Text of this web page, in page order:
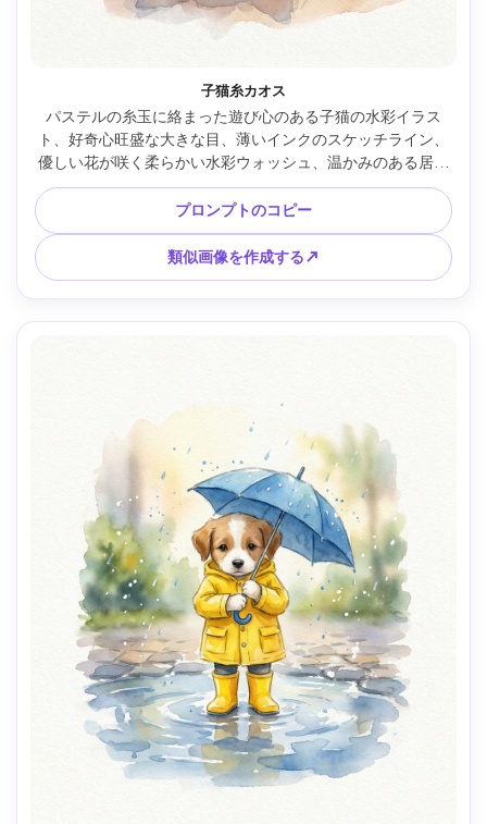
子猫糸カオス
パステルの糸玉に絡まった遊び心のある子猫の水彩イラス
ト、好奇心旺盛な大きな目、薄いインクのスケッチライン、
優しい花が咲く柔らかい水彩ウォッシュ、温かみのある居心
地の良いパレット、微妙な床の影、紙の質感が見える、ダイ
ナミックだけどすっきりした構図、可愛くて面白い雰囲気、
85mmレンズ、浅い被写界深度 --ar 4:5
プロンプトのコピー
類似画像を作成する↗